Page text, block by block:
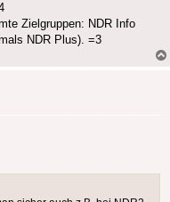
Zielgruppen: NDR Info
NDR Plus). =3